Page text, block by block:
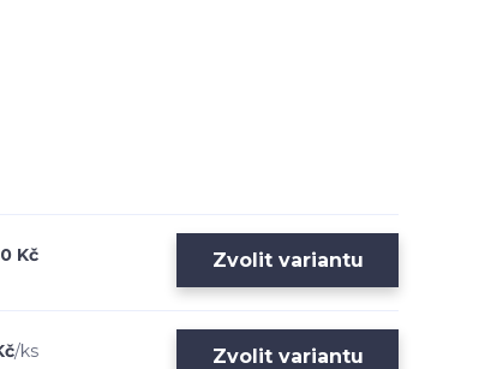
Kč Zvolit variantu
/ks Zvolit variantu